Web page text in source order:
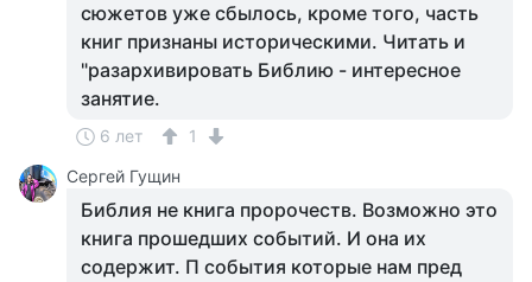
сюжетов уже сбылось, кроме того, часть
книг признаны историческими. Читать и
"разархивировать Библию - интересное
занятие.
6 лет
1
Сергей Гущин
Библия не книга пророчеств. Возможно это
книга прошедших событий. И она их
содержит. П события которые нам пред